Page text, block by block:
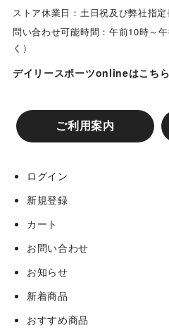
ストア休業日：土日祝及び弊社指定
問い合わせ可能時間：午前10時～
く）
デイリースポーツonlineはこちら
ご利用案内
ログイン
新規登録
カート
お問い合わせ
お知らせ
新着商品
おすすめ商品